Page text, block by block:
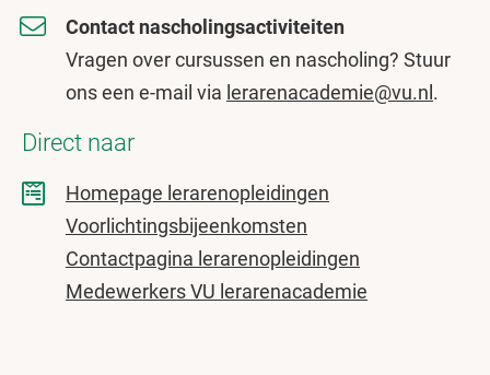
Contact nascholingsactiviteiten
Vragen over cursussen en nascholing? Stuur
ons een e-mail via lerarenacademie@vu.nl .
Direct naar
Homepage lerarenopleidingen
Voorlichtingsbijeenkomsten
Contactpagina lerarenopleidingen
Medewerkers VU lerarenacademie